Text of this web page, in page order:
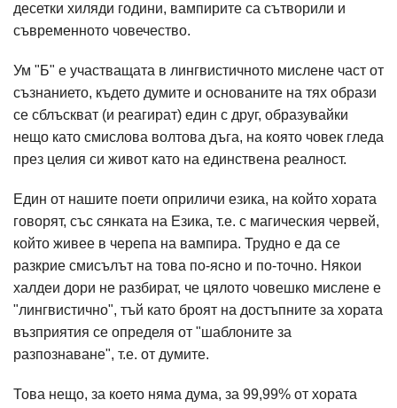
десетки хиляди години, вампирите са сътворили и
съвременното човечество.
Ум "Б" е участващата в лингвистичното мислене част от
съзнанието, където думите и основаните на тях образи
се сблъскват (и реагират) един с друг, образувайки
нещо като смислова волтова дъга, на която човек гледа
през целия си живот като на единствена реалност.
Един от нашите поети оприличи езика, на който хората
говорят, със сянката на Езика, т.е. с магическия червей,
който живее в черепа на вампира. Трудно е да се
разкрие смисълът на това по-ясно и по-точно. Някои
халдеи дори не разбират, че цялото човешко мислене е
"лингвистично", тъй като броят на достъпните за хората
възприятия се определя от "шаблоните за
разпознаване", т.е. от думите.
Това нещо, за което няма дума, за 99,99% от хората